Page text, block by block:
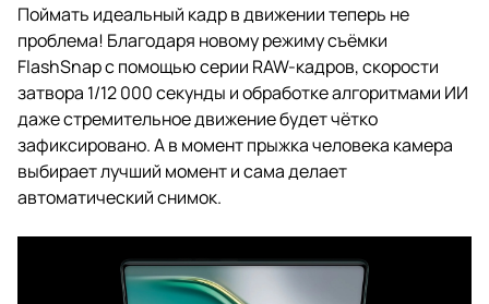
Поймать идеальный кадр в движении теперь не
проблема! Благодаря новому режиму съёмки
FlashSnap с помощью серии RAW-кадров, скорости
затвора 1/12 000 секунды и обработке алгоритмами ИИ
даже стремительное движение будет чётко
зафиксировано. А в момент прыжка человека камера
выбирает лучший момент и сама делает
автоматический снимок.